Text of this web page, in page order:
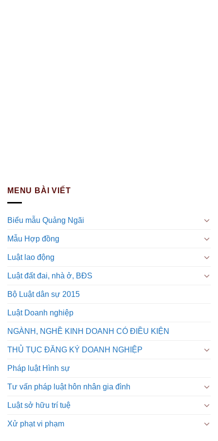
MENU BÀI VIẾT
Biểu mẫu Quảng Ngãi
Mẫu Hợp đồng
Luật lao động
Luật đất đai, nhà ở, BĐS
Bộ Luật dân sự 2015
Luật Doanh nghiệp
NGÀNH, NGHỀ KINH DOANH CÓ ĐIỀU KIỆN
THỦ TỤC ĐĂNG KÝ DOANH NGHIỆP
Pháp luật Hình sự
Tư vấn pháp luật hôn nhân gia đình
Luật sở hữu trí tuệ
Xử phạt vi phạm